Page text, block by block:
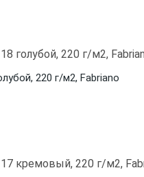
220 г/м2, Fabriano